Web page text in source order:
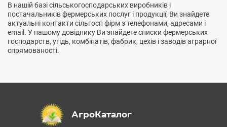
В нашій базі сільськогосподарських виробників і
постачальників фермерських послуг і продукції, Ви знайдете
актуальні контакти сільгосп фірм з телефонами, адресами і
email. У нашому довіднику Ви знайдете списки фермерських
господарств, угідь, комбінатів, фабрик, цехів і заводів аграрної
спрямованості.
АгроКаталог